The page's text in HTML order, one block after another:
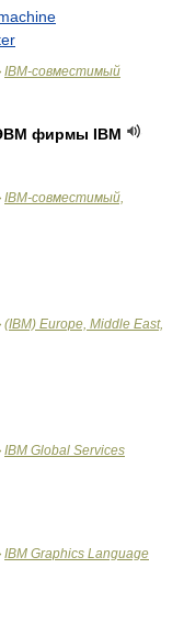
IBM-совместимый
фирмы IBM
IBM-совместимый,
(IBM) Europe, Middle East,
IBM Global Services
IBM Graphics Language